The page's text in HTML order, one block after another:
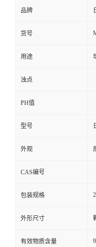
品牌
货号
用途
浊点
PH值
型号
外观
CAS编号
包装规格
外形尺寸
有效物质含量